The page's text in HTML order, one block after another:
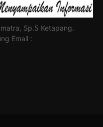
Sp.5 Ketapang.
Email :